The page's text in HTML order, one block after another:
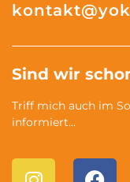
Sind wir
Triff mich auch im
informiert…